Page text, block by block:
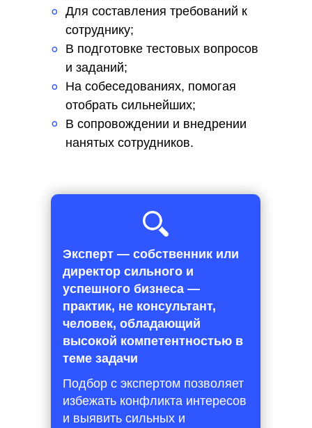
Эксперт — собственник или
директор сильного и
успешного бизнеса —
практик, не консультант,
человек, обладающий
высокой компетентностью в
теме задачи
Подбор с экспертом позволяет
избежать конфликта интересов
и выявить сильных и
Для составления требований к
сотруднику;
В подготовке тестовых вопросов
и заданий;
На собеседованиях, помогая
отобрать сильнейших;
В сопровождении и внедрении
нанятых сотрудников.
°
°
°
°